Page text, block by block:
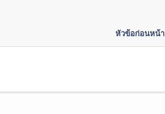
หัวข้อก่อนหน้า